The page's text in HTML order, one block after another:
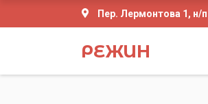
Пер. Лермонтова 1, н/
РЕЖИН